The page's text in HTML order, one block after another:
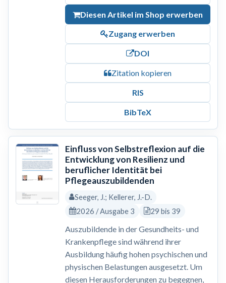
Diesen Artikel im Shop erwerben
Zugang erwerben
DOI
Zitation kopieren
RIS
BibTeX
Einfluss von Selbstreflexion auf die
Entwicklung von Resilienz und
beruflicher Identität bei
Pflegeauszubildenden
Seeger, J.; Kellerer, J.-D.
2026 / Ausgabe 3
29 bis 39
Auszubildende in der Gesundheits- und
Krankenpflege sind während ihrer
Ausbildung häufig hohen psychischen und
physischen Belastungen ausgesetzt. Um
diesen Herausforderungen zu begegnen,